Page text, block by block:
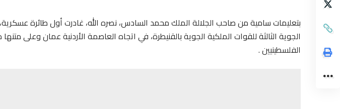
بتعليمات سامية من صاحب الجلالة الملك محمد السادس، نصره الله، غادرت أول طائرة
الجوية الثالثة للقوات الملكية الجوية بالقنيطرة، في اتجاه العاصمة الأردنية عمان وعلى
الفلسطينيين.